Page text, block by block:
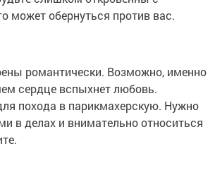
может обернуться против вас.
романтически. Возможно, именно
сердце вспыхнет любовь.
похода в парикмахерскую. Нужно
в делах и внимательно относиться